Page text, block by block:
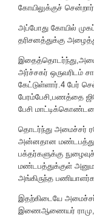
கோயிலுக்குச் சென்றார்.
அப்போது கோயில்
தரிசனத்துக்கு
அர்ச்சகர் ஒருவரிடம்
கேட்டுள்ளார்.4 பேர்
பேரம்பேசி,பணத்தை
பேசி மாட்டிக்கொண்டதை
தொடர்ந்து அமைச்சர்
அன்னதான
பக்தர்களுக்கு
மண்டபத்துக்குள்
அங்கிருந்த
இதற்கிடையே
இணைஆணையர்